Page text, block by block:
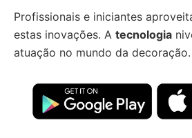
Profissionais e iniciantes
estas inovações. A tecnologia
atuação no mundo da decoração.